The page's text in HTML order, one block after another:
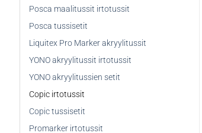
Posca maalitussit irtotussit
Posca tussisetit
Liquitex Pro Marker akryylitussit
YONO akryylitussit irtotussit
YONO akryylitussien setit
Copic irtotussit
Copic tussisetit
Promarker irtotussit